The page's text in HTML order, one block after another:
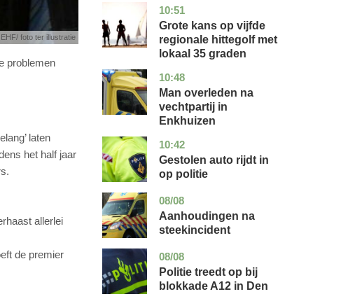
foto ter illustratie
problemen
laten
het half jaar
allerlei
de premier
10:51
utrecht
nieuws
Grote kans op vijfde
regionale hittegolf met
lokaal 35 graden
10:48
noord-
holland
nieuws
Man overleden na
vechtpartij in
Enkhuizen
10:42
noord-
brabant
nieuws
Gestolen auto rijdt in
op politie
08/08
utrecht
nieuws
Aanhoudingen na
steekincident
08/08
zuid-
holland
nieuws
Politie treedt op bij
blokkade A12 in Den